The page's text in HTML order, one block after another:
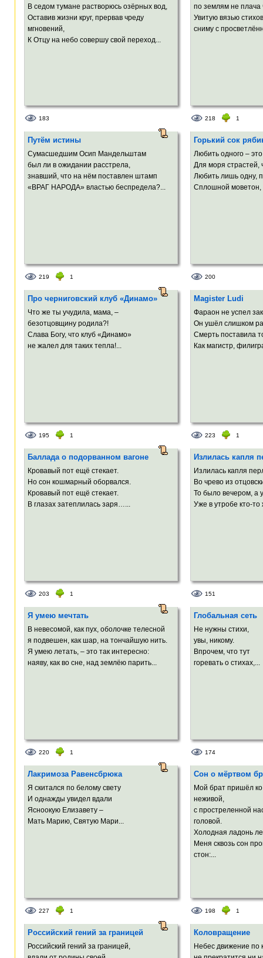
В седом тумане растворюсь озёрных вод,
Оставив жизни круг, прервав чреду
мгновений,
К Отцу на небо совершу свой переход...
183
по землям не плача
Увитую вязью
сниму с
218 1
Путём истины
Сумасшедшим Осип Мандельштам
был ли в ожидании расстрела,
знавший, что на нём поставлен штамп
«ВРАГ НАРОДА» властью беспредела?...
219 1
Горький сок
Любить одного – это
Для моря
Любить лишь одну,
Сплошной моветон,
200
Про черниговский клуб «Динамо»
Что же ты учудила, мама, –
безотцовщину родила?!
Слава Богу, что клуб «Динамо»
не жалел для таких тепла!...
195 1
Magister Ludi
Фараон не успел
Он ушёл слишком
Смерть поставила
Как магистр,
223 1
Баллада о подорванном вагоне
Кровавый пот ещё стекает.
Но сон кошмарный оборвался.
Кровавый пот ещё стекает.
В глазах затеплилась заря…...
203 1
Излилась капля
Излилась капля
Во чрево из
То было вечером, а
Уже в утробе кто-то
151
Я умею мечтать
В невесомой, как пух, оболочке телесной
я подвешен, как шар, на тончайшую нить.
Я умею летать, – это так интересно:
наяву, как во сне, над землёю парить...
220 1
Глобальная сеть
Не нужны стихи,
увы, никому.
Впрочем, что тут
горевать о стихах,...
174
Лакримоза Равенсбрюка
Я скитался по белому свету
И однажды увидел вдали
Ясноокую Елизавету –
Мать Марию, Святую Maри...
227 1
Сон о мёртвом
Мой брат пришёл
неживой,
с простреленной
головой.
Холодная ладонь
Меня сквозь сон
стон:...
198 1
Российский гений за границей
Российский гений за границей,
Коловращение
Небес движение по